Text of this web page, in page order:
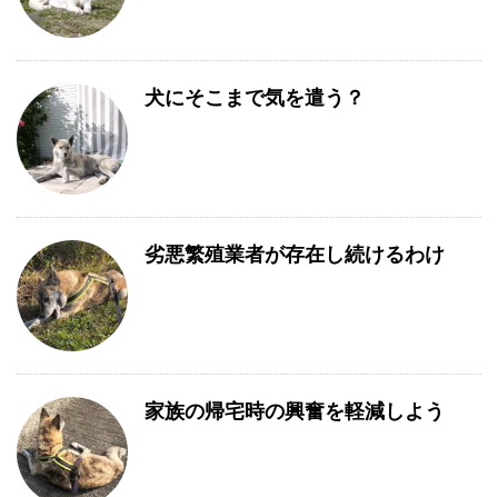
犬にそこまで気を遣う？
劣悪繁殖業者が存在し続けるわけ
家族の帰宅時の興奮を軽減しよう